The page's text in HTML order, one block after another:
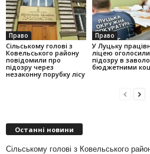
Право
Сільському голові з
Ковельського району
повідомили про
підозру через
незаконну порубку лісу
Право
У Луцьку
ліцею оголосили
підозру в
бюджетними
Останні новини
Сільському голові з Ковельського